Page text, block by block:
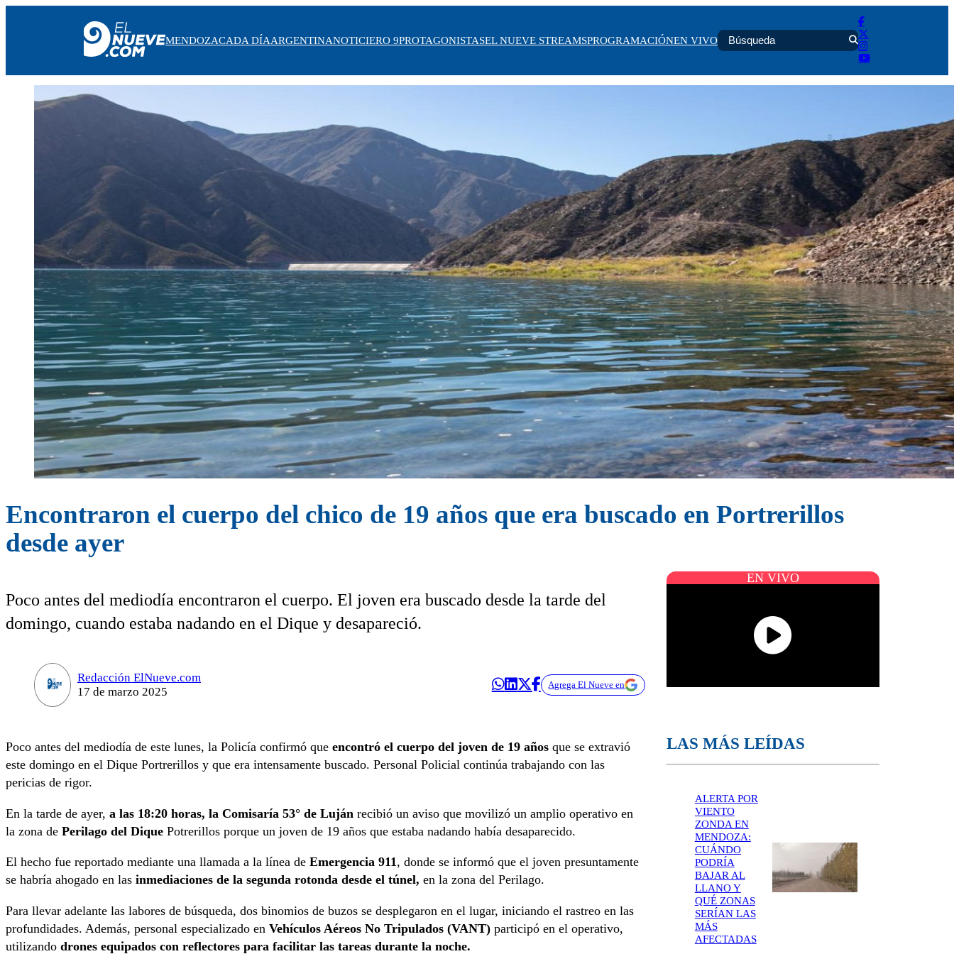
MENDOZA
PROGRAMACIÓN
EN VIVO
MENDOZACADA DÍAARGENTINANOTICIERO 9PROTAGONISTASEL NUEVE STREAMSPROGRAMACIÓNEN VIVO
Encontraron el cuerpo del chico de 19 años que era buscado en Portrerillos
desde ayer
Poco antes del mediodía encontraron el cuerpo. El joven era buscado desde la tarde del
domingo, cuando estaba nadando en el Dique y desapareció.
Redacción ElNueve.com
17 de marzo 2025
Agrega El Nueve en
Poco antes del mediodía de este lunes, la Policía confirmó que encontró el cuerpo del joven de 19 años que se extravió
este domingo en el Dique Portrerillos y que era intensamente buscado. Personal Policial continúa trabajando con las
pericias de rigor.
En la tarde de ayer, a las 18:20 horas, la Comisaría 53° de Luján recibió un aviso que movilizó un amplio operativo en
la zona de Perilago del Dique Potrerillos porque un joven de 19 años que estaba nadando había desaparecido.
El hecho fue reportado mediante una llamada a la línea de Emergencia 911, donde se informó que el joven presuntamente
se habría ahogado en las inmediaciones de la segunda rotonda desde el túnel, en la zona del Perilago.
Para llevar adelante las labores de búsqueda, dos binomios de buzos se desplegaron en el lugar, iniciando el rastreo en las
profundidades. Además, personal especializado en Vehículos Aéreos No Tripulados (VANT) participó en el operativo,
utilizando drones equipados con reflectores para facilitar las tareas durante la noche.
EN VIVO
LAS MÁS LEÍDAS
ALERTA POR
VIENTO
ZONDA EN
MENDOZA:
CUÁNDO
PODRÍA
BAJAR AL
LLANO Y
QUÉ ZONAS
SERÍAN LAS
MÁS
AFECTADAS